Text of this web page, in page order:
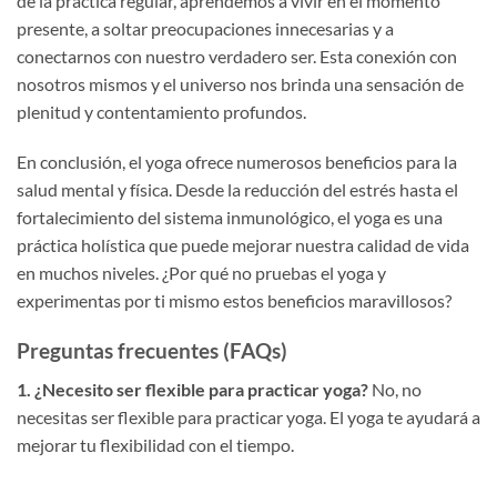
presente, a soltar preocupaciones innecesarias y a
conectarnos con nuestro verdadero ser. Esta conexión con
nosotros mismos y el universo nos brinda una sensación de
plenitud y contentamiento profundos.
En conclusión, el yoga ofrece numerosos beneficios para la
salud mental y física. Desde la reducción del estrés hasta el
fortalecimiento del sistema inmunológico, el yoga es una
práctica holística que puede mejorar nuestra calidad de vida
en muchos niveles. ¿Por qué no pruebas el yoga y
experimentas por ti mismo estos beneficios maravillosos?
Preguntas frecuentes (FAQs)
1. ¿Necesito ser flexible para practicar yoga? No, no
necesitas ser flexible para practicar yoga. El yoga te ayudará a
mejorar tu flexibilidad con el tiempo.